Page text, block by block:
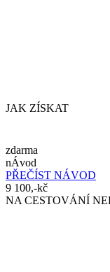
JAK ZÍSKAT
zdarma
nÁvod
PŘEČÍST NÁVOD
9 100,-kč
NA CESTOVÁNÍ